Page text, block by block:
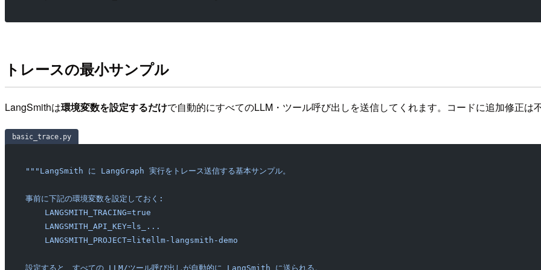
トレースの最小サンプル
LangSmithは環境変数を設定するだけで自動的にすべてのLLM・ツール呼び出しを送信してくれます。コードに追加修正は
basic_trace.py
"""LangSmith に LangGraph 実行をトレース送信する基本サンプル。
事前に下記の環境変数を設定しておく:
    LANGSMITH_TRACING=true
    LANGSMITH_API_KEY=ls_...
    LANGSMITH_PROJECT=litellm-langsmith-demo
設定すると、すべての LLM/ツール呼び出しが自動的に LangSmith に送られる。